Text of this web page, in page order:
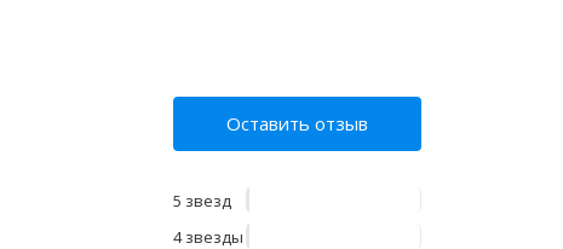
Оставить отзыв
5 звезд
4 звезды